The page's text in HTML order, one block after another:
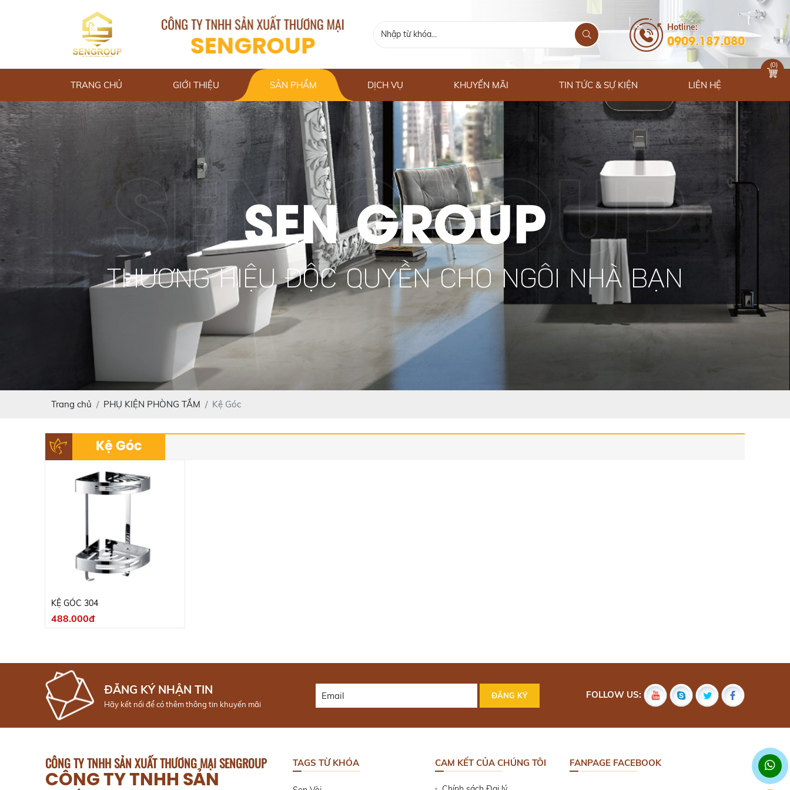
Hotline:
0909.187.080
TRANG CHỦ GIỚI THIỆU SẢN PHẨM DỊCH VỤ KHUYẾN MÃI TIN TỨC & SỰ KIỆN LIÊN HỆ
(0)
SEN GROUP
THƯƠNG HIỆU ĐỘC QUYỀN CHO NGÔI NHÀ BẠN
Trang chủ PHỤ KIỆN PHÒNG TẮM Kệ Góc
Kệ Góc
KỆ GÓC 304
488.000đ
ĐĂNG KÝ NHẬN TIN
Hãy kết nối để có thêm thông tin khuyến mãi
FOLLOW US:
CÔNG TY TNHH SẢN XUẤT THƯƠNG MẠI SENGROUP
CÔNG TY TNHH SẢN
TAGS TỪ KHÓA CAM KẾT CỦA CHÚNG TÔI FANPAGE FACEBOOK